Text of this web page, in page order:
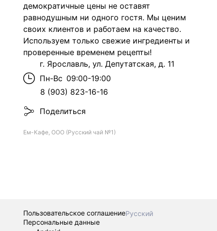
демократичные цены не оставят
равнодушным ни одного гостя. Мы ценим
своих клиентов и работаем на качество.
Используем только свежие ингредиенты и
проверенные временем рецепты!
г. Ярославль, ул. Депутатская, д. 11
Пн-Вс 09:00-19:00
8 (903) 823-16-16
Поделиться
Ем-Кафе, ООО (Русский чай №1)
Пользовательское соглашениеРусский
Персональные данные